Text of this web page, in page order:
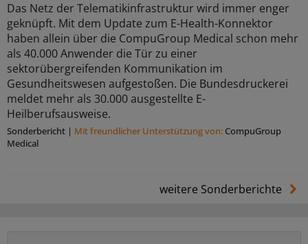
Das Netz der Telematikinfrastruktur wird immer enger
geknüpft. Mit dem Update zum E-Health-Konnektor
haben allein über die CompuGroup Medical schon mehr
als 40.000 Anwender die Tür zu einer
sektorübergreifenden Kommunikation im
Gesundheitswesen aufgestoßen. Die Bundesdruckerei
meldet mehr als 30.000 ausgestellte E-
Heilberufsausweise.
Sonderbericht | Mit freundlicher Unterstützung von: CompuGroup
Medical
weitere Sonderberichte